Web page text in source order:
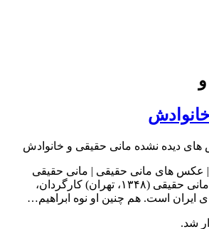
دیده نشده مانی حقیقی و خانوادش
| عکس های مانی حقیقی | مانی حقیقی
بیوگرافی مانی حقیقی مانی حقیقی (۱۳۴۸، تهران) کارگردان،
ایران است. هم چنین او نوه ابراهیم…
شد.